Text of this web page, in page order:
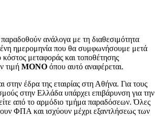
ανάλογα με τη διαθεσιμότητα
ημερομηνία που θα συμφωνήσουμε μετά
κόστος μεταφοράς και τοποθέτησης
τιμή MONO όπου αυτό αναφέρεται.
στην έδρα της εταιρίας στη Αθήνα. Για τους
στην Ελλάδα υπάρχει επιβάρυνση για την
από το αρμόδιο τμήμα παραδόσεων. Όλες
ΦΠΑ και ισχύουν μέχρι εξαντλήσεως των